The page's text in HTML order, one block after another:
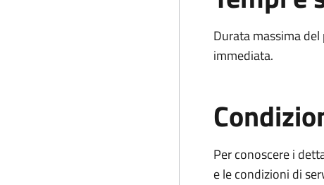
Durata massima
immediata.
Per conoscere i
e le condizioni di